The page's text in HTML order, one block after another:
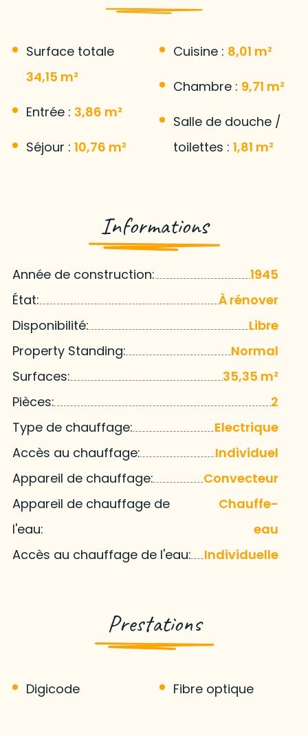
Surface totale
34,15 m²
Entrée : 3,86 m²
Séjour : 10,76 m²
Cuisine : 8,01 m²
Chambre : 9,71 m²
Salle de douche /
toilettes : 1,81 m²
Informations
Année de construction:
1945
État:
À rénover
Disponibilité:
Libre
Property Standing:
Normal
Surfaces:
35,35 m²
Pièces:
2
Type de chauffage:
Electrique
Accès au chauffage:
Individuel
Appareil de chauffage:
Convecteur
Appareil de chauffage de
l'eau:
Chauffe-
eau
Accès au chauffage de l'eau:
Individuelle
Prestations
Digicode Fibre optique